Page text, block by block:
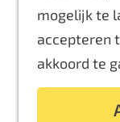
mogelijk te
accepteren
akkoord te